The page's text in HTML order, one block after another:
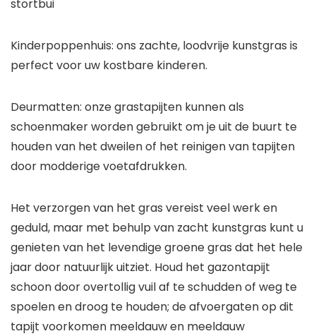
stortbui
Kinderpoppenhuis: ons zachte, loodvrije kunstgras is
perfect voor uw kostbare kinderen.
Deurmatten: onze grastapijten kunnen als
schoenmaker worden gebruikt om je uit de buurt te
houden van het dweilen of het reinigen van tapijten
door modderige voetafdrukken.
Het verzorgen van het gras vereist veel werk en
geduld, maar met behulp van zacht kunstgras kunt u
genieten van het levendige groene gras dat het hele
jaar door natuurlijk uitziet. Houd het gazontapijt
schoon door overtollig vuil af te schudden of weg te
spoelen en droog te houden; de afvoergaten op dit
tapijt voorkomen meeldauw en meeldauw